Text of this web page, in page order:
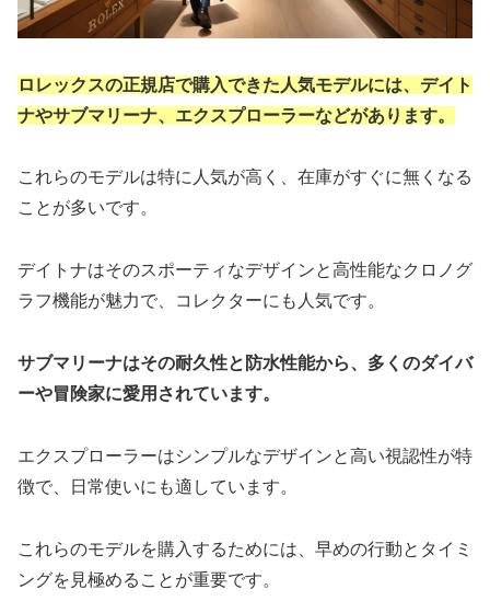
ロレックスの正規店で購入できた人気モデルには、デイト
ナやサブマリーナ、エクスプローラーなどがあります。
これらのモデルは特に人気が高く、在庫がすぐに無くなる
ことが多いです。
デイトナはそのスポーティなデザインと高性能なクロノグ
ラフ機能が魅力で、コレクターにも人気です。
サブマリーナはその耐久性と防水性能から、多くのダイバ
ーや冒険家に愛用されています。
エクスプローラーはシンプルなデザインと高い視認性が特
徴で、日常使いにも適しています。
これらのモデルを購入するためには、早めの行動とタイミ
ングを見極めることが重要です。